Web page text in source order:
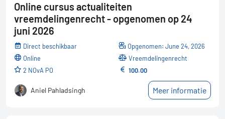
Online cursus actualiteiten
vreemdelingenrecht - opgenomen op 24
juni 2026
Direct beschikbaar
online
2 NOvA PO
Opgenomen: June 24, 2026
Vreemdelingenrecht
100.00
Aniel Pahladsingh Meer informatie